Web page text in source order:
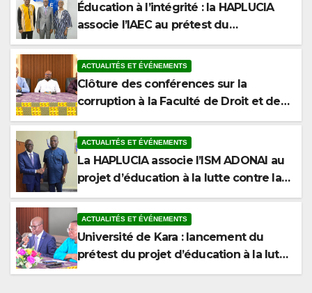
associe l’IAEC au prétest du
programme anticorruption
ACTUALITÉS ET ÉVÉNEMENTS
Clôture des conférences sur la
corruption à la Faculté de Droit et des
Sciences Politiques de l’Université de
Kara
ACTUALITÉS ET ÉVÉNEMENTS
La HAPLUCIA associe l’ISM ADONAI au
projet d’éducation à la lutte contre la
corruption
ACTUALITÉS ET ÉVÉNEMENTS
Université de Kara : lancement du
prétest du projet d’éducation à la lutte
contre la corruption